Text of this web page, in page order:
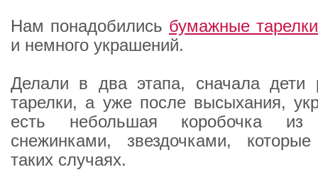
Нам понадобились бумажные тарелки
и немного украшений.
Делали в два этапа, сначала дети
тарелки, а уже после высыхания,
есть небольшая коробочка
снежинками, звездочками,
таких случаях.